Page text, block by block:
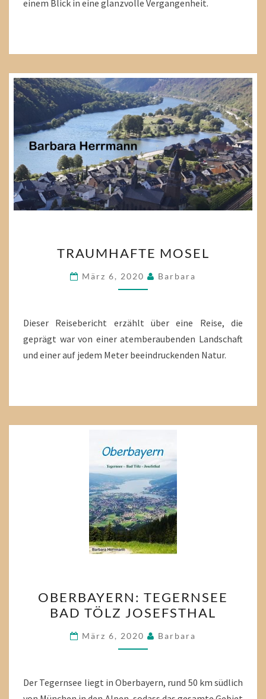
einem Blick in eine glanzvolle Vergangenheit.
MOSEL
TRAUMHAFTE MOSEL
März 6, 2020 Barbara
Dieser Reisebericht erzählt über eine Reise, die
geprägt war von einer atemberaubenden Landschaft
und einer auf jedem Meter beeindruckenden Natur.
TEGERNSEE
BAD
TÖLZ
JOSEFSTHAL
OBERBAYERN: TEGERNSEE
BAD TÖLZ JOSEFSTHAL
März 6, 2020 Barbara
Der Tegernsee liegt in Oberbayern, rund 50 km südlich